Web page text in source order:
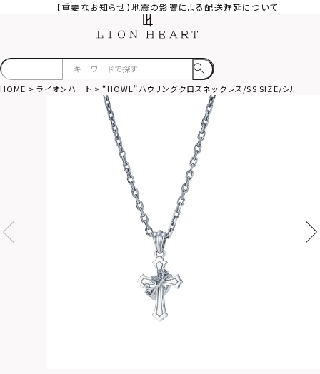
【重要なお知らせ】地震の影響による配送遅延について
HOME ライオンハート “HOWL”ハウリングクロスネックレス/SS SIZE/シルバー